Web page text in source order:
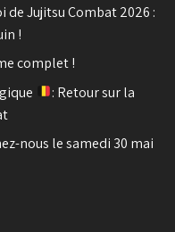
de Jujitsu Combat 2026 :
!
complet !
: Retour sur la
nous le samedi 30 mai